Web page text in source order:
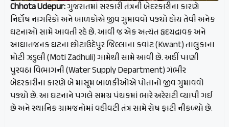
Chhota Udepur:ગુજરાતમાં સરકારી તંત્રની બેદરકારીના કારણે
નિર્દોષ નાગરિકો અને બાળકોએ જીવ ગુમાવવો પડ્યો હોય તેવી અનેક
ઘટનાઓ સામે આવતી રહે છે. આવી જ એક અત્યંત હૃદયદ્રાવક અને
આઘાતજનક ઘટના છોટાઉદેપુર જિલ્લાના કવાંટ (Kwant) તાલુકાના
મોટી ઝડુલી (Moti Zadhuli) ગામેથી સામે આવી છે. અહીં પાણી
પુરવઠા વિભાગની (Water Supply Department) ગંભીર
બેદરકારીના કારણે બે માસૂમ બાળકીઓએ પોતાનો જીવ ગુમાવવો
પડ્યો છે. આ ઘટનાને પગલે સમગ્ર પંથકમાં ભારે અરેરાટી વ્યાપી ગઈ
છે અને સ્થાનિક ગ્રામજનોમાં વહીવટી તંત્ર સામે રોષ ફાટી નીકળ્યો છે.